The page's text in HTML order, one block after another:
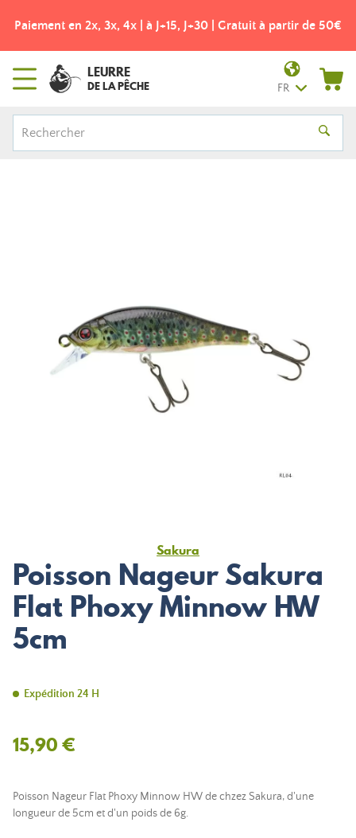
Paiement en 2x, 3x, 4x | à J+15, J+30 | Gratuit à partir de 50€
LEURRE
DE LA PÊCHE FR
Sakura
Poisson Nageur Sakura
Flat Phoxy Minnow HW
5cm
Expédition 24 H
15,90 €
Poisson Nageur Flat Phoxy Minnow HW de chzez Sakura, d'une
longueur de 5cm et d'un poids de 6g.